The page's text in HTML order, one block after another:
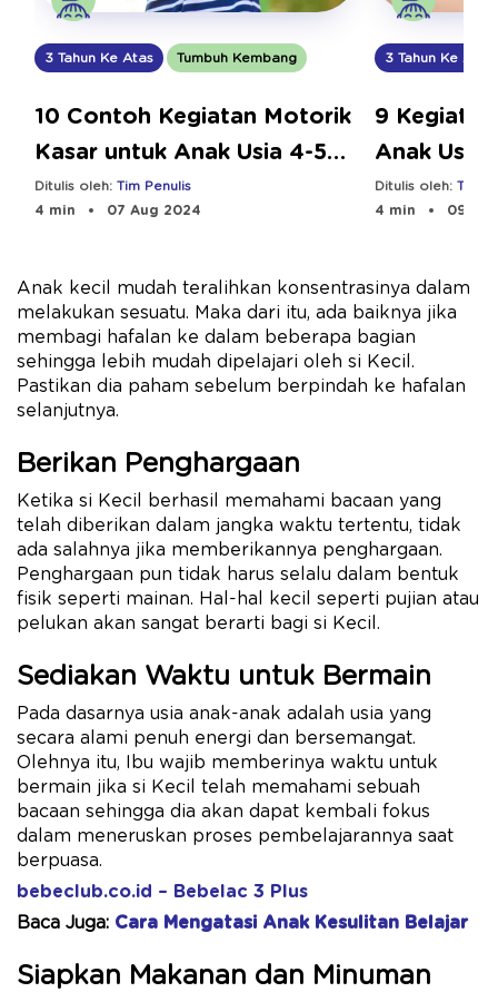
3 Tahun Ke Atas Tumbuh Kembang
10 Contoh Kegiatan Motorik
Kasar untuk Anak Usia 4-5
Tahun
Ditulis oleh: Tim Penulis
4 min
07 Aug 2024
3 Tahun Ke Atas
9
Anak Usia
Ditulis oleh: Tim
4 min
09
Anak kecil mudah teralihkan konsentrasinya dalam
melakukan sesuatu. Maka dari itu, ada baiknya jika
membagi hafalan ke dalam beberapa bagian
sehingga lebih mudah dipelajari oleh si Kecil.
Pastikan dia paham sebelum berpindah ke hafalan
selanjutnya.
Berikan Penghargaan
Ketika si Kecil berhasil memahami bacaan yang
telah diberikan dalam jangka waktu tertentu, tidak
ada salahnya jika memberikannya penghargaan.
Penghargaan pun tidak harus selalu dalam bentuk
fisik seperti mainan. Hal-hal kecil seperti pujian atau
pelukan akan sangat berarti bagi si Kecil.
Sediakan Waktu untuk Bermain
Pada dasarnya usia anak-anak adalah usia yang
secara alami penuh energi dan bersemangat.
Olehnya itu, Ibu wajib memberinya waktu untuk
bermain jika si Kecil telah memahami sebuah
bacaan sehingga dia akan dapat kembali fokus
dalam meneruskan proses pembelajarannya saat
berpuasa.
bebeclub.co.id – Bebelac 3 Plus
Baca Juga: Cara Mengatasi Anak Kesulitan Belajar
Siapkan Makanan dan Minuman